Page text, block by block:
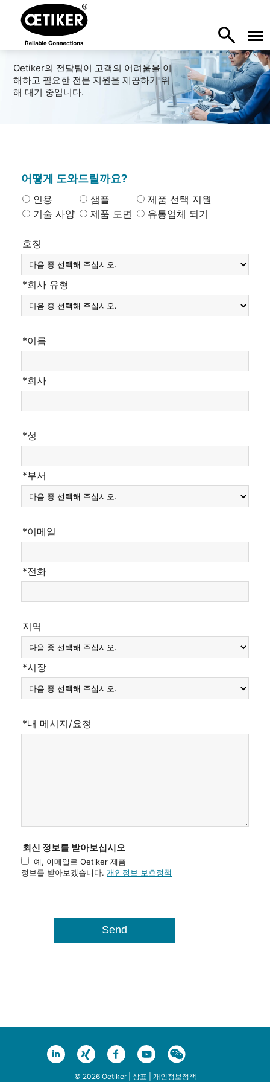
Oetiker의 전담팀이 고객의 어려움을 이
해하고 필요한 전문 지원을 제공하기 위
해 대기 중입니다.
어떻게 도와드릴까요?
인용 샘플
제품 선택 지원
기술 사양
제품 도면 유통업체 되기
호칭
*회사 유형
*이름
*회사
*성
*부서
*이메일
*전화
지역
*시장
*내 메시지/요청
최신 정보를 받아보십시오
예, 이메일로 Oetiker 제품
정보를 받아보겠습니다. 개인정보 보호정책
© 2026 Oetiker | 상표 개인정보정책